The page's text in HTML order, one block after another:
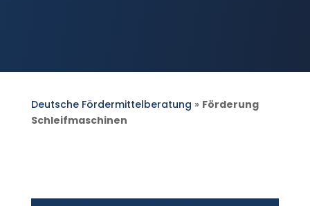
Deutsche Fördermittelberatung » Förderung
Schleifmaschinen